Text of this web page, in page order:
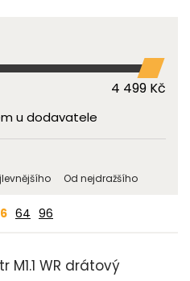
4 499 Kč
u dodavatele
Od nejdražšího
64 96
M1.1 WR drátový